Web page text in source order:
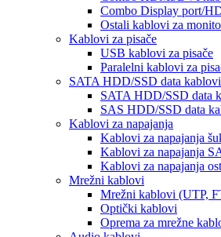
Combo Display port/
Ostali kablovi za
Kablovi za pisače
USB kablovi za pisače
Paralelni kablovi za
SATA HDD/SSD data kablovi
SATA HDD/SSD data
SAS HDD/SSD data
Kablovi za napajanja
Kablovi za napajanja
Kablovi za napajanja
Kablovi za napajanja
Mrežni kablovi
Mrežni kablovi (UTP,
Optički kablovi
Oprema za mrežne